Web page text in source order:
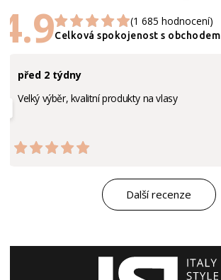
4.9 (1 685 hodnocení)
Celková spokojenost s obchodem
před 2 týdny
Velký výběr, kvalitní produkty na vlasy
Další recenze